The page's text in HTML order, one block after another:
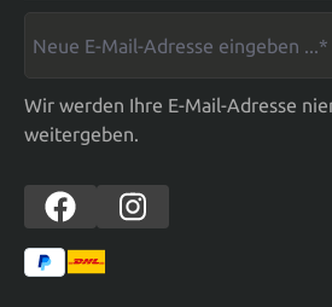
Wir werden Ihre E-Mail-Adresse
weitergeben.